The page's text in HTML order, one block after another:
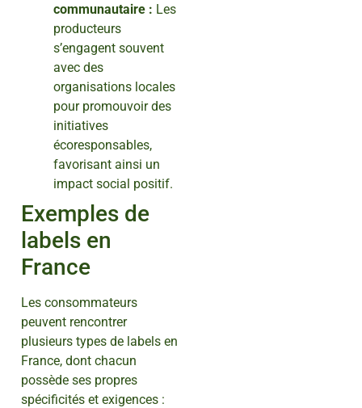
communautaire : Les
producteurs
s’engagent souvent
avec des
organisations locales
pour promouvoir des
initiatives
écoresponsables,
favorisant ainsi un
impact social positif.
Exemples de
labels en
France
Les consommateurs
peuvent rencontrer
plusieurs types de labels en
France, dont chacun
possède ses propres
spécificités et exigences :